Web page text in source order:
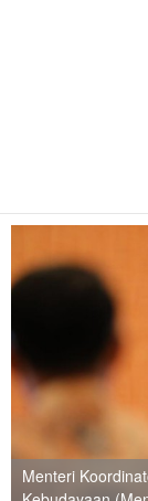
Menteri